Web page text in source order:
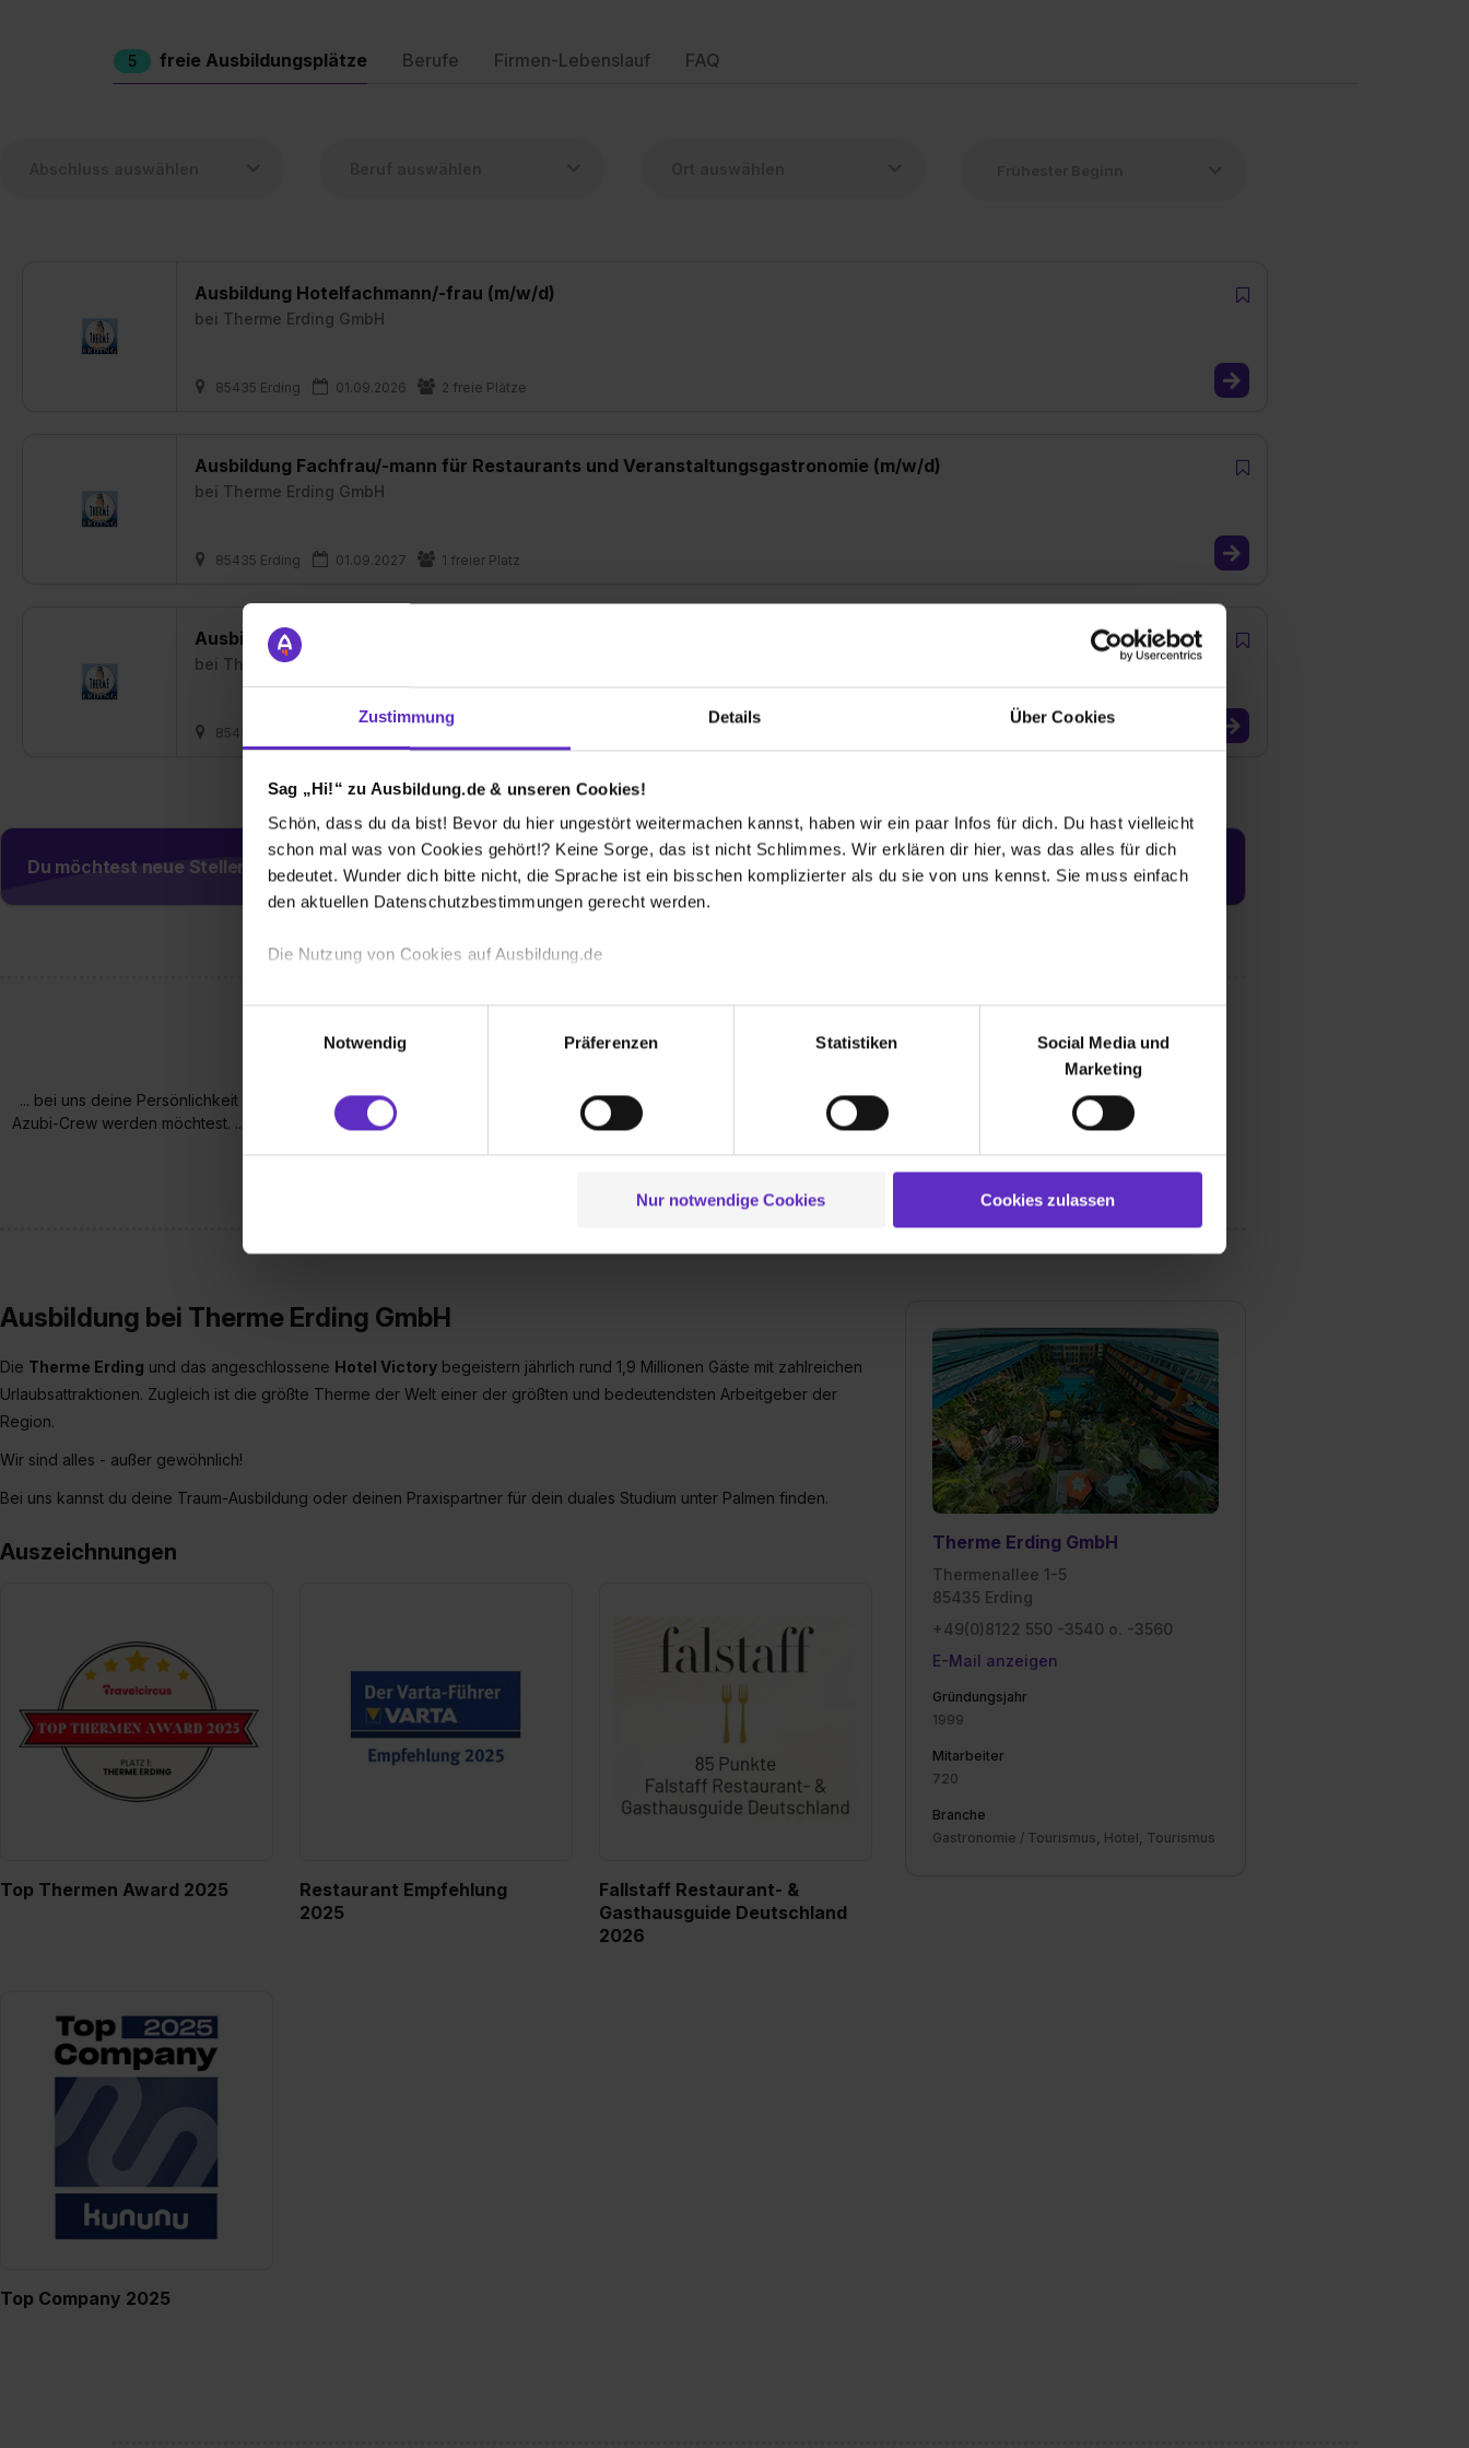
Zustimmung Details Über Cookies
Sag „Hi!“ zu Ausbildung.de & unseren Cookies!
Schön, dass du da bist! Bevor du hier ungestört weitermachen kannst, haben wir ein paar Infos für dich. Du hast vielleicht
schon mal was von Cookies gehört!? Keine Sorge, das ist nicht Schlimmes. Wir erklären dir hier, was das alles für dich
bedeutet. Wunder dich bitte nicht, die Sprache ist ein bisschen komplizierter als du sie von uns kennst. Sie muss einfach
den aktuellen Datenschutzbestimmungen gerecht werden.
Die Nutzung von Cookies auf Ausbildung.de
Wir verwenden Cookies zur technischen Funktion unserer Webseite („Notwendig“), um von dir bei Benutzung der
Webseite getroffenen Einstellungen zu speichern ( „Präferenzen“), die Zugriffe auf unsere Webseite zu analysieren
(„Statistiken“), um Informationen zu deiner Verwendung unserer Website an unsere Partner für soziale Medien, Werbung
Partner führen diese Informationen möglicherweise mit weiteren Daten zusammen, die du ihnen bereitgestellt hast oder die
zu. . In diesem Fall sowie bei der separaten Aktivierung von „Social Media und Marketing“ bist du auch damit
Einwilligung zur Platzierung von Cookies der Kategorien „Präferenzen“, „Statistiken“ und „Social Media und Marketing“
umfasst hierbei die Einwilligung zur Übermittlung deiner Daten in die USA (Art. 49 Abs. 1 S. 1 lit. a) DS-GVO). Die USA
verfügen über kein angemessenes Datenschutzniveau (EuGH – Schrems II). Du kannst die von dir erteilte Einwilligung
jederzeit mit Wirkung für die Zukunft ganz oder teilweise über unsere Datenschutzerklärung unter dem Punkt
„Datenschutz-Einstellungen“ widerrufen. Weitere Informationen zu den einzelnen Cookies findest du durch Klick auf
Notwendig
Präferenzen Statistiken
Social Media und
Marketing
Nur notwendige Cookies Cookies zulassen
5 freie Ausbildungsplätze Berufe Firmen-Lebenslauf FAQ
Ausbildung Hotelfachmann/-frau (m/w/d)
bei Therme Erding GmbH
85435 Erding 01.09.2026 2 freie Plätze
Ausbildung Fachfrau/-mann für Restaurants und Veranstaltungsgastronomie (m/w/d)
bei Therme Erding GmbH
85435 Erding 01.09.2027 1 freier Platz
Ausbildung Koch/Köchin (m/w/d) oder Fachkraft Küche
bei Therme Erding GmbH
85435 Erding
Du möchtest neue Stellen automatisch zugeschickt bekommen? Jetzt aktivieren
... bei uns deine Persönlichkeit mehr zählt als deine Schulnoten, wenn du Teil unserer über 20-köpfigen
Azubi-Crew werden möchtest. ... du bei uns ein Jahresbudget zur Verfügung hast, mit dem du die Therme
Therme Erding GmbH
Thermenallee 1-5
85435 Erding
+49(0)8122 550 -3540 o. -3560
E-Mail anzeigen
Gründungsjahr
1999
Mitarbeiter
720
Branche
Gastronomie / Tourismus, Hotel, Tourismus
Ausbildung bei Therme Erding GmbH
Die Therme Erding und das angeschlossene Hotel Victory begeistern jährlich rund 1,9 Millionen Gäste mit zahlreichen
Urlaubsattraktionen. Zugleich ist die größte Therme der Welt einer der größten und bedeutendsten Arbeitgeber der
Region.
Wir sind alles - außer gewöhnlich!
Bei uns kannst du deine Traum-Ausbildung oder deinen Praxispartner für dein duales Studium unter Palmen finden.
Auszeichnungen
Top Thermen Award 2025
Restaurant Empfehlung
2025
Fallstaff Restaurant- &
Gasthausguide Deutschland
2026
Top Company 2025